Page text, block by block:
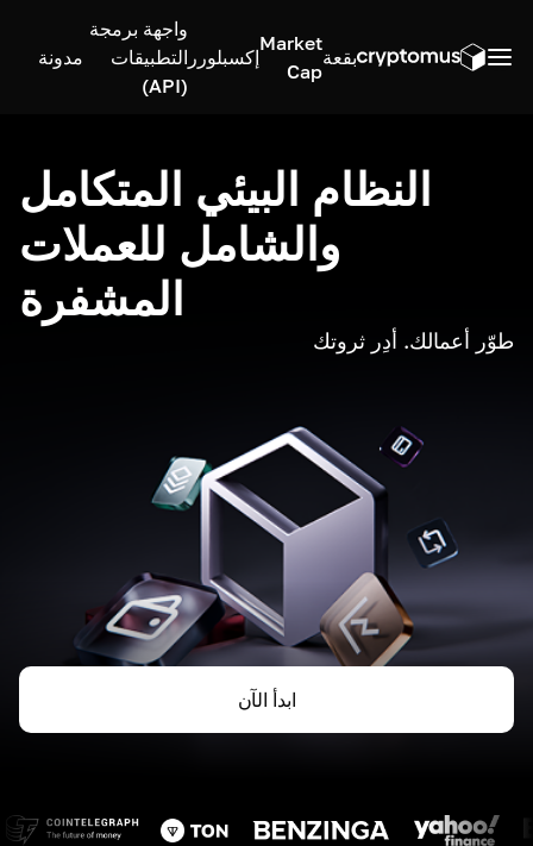
بقعة
Market
Cap
إكسبلورر
واجهة برمجة
التطبيقات
(API)
مدونة
النظام البيئي المتكامل
والشامل للعملات
المشفرة
طوّر أعمالك. أدِر ثروتك
ابدأ الآن